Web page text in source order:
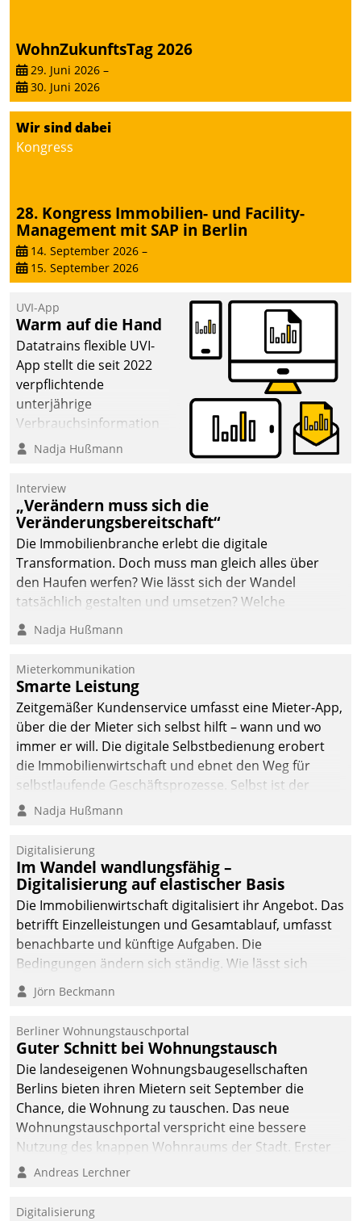
WohnZukunftsTag 2026
29. Juni 2026 –
30. Juni 2026
Wir sind dabei
Kongress
28. Kongress Immobilien- und Facility-
Management mit SAP in Berlin
14. September 2026 –
15. September 2026
UVI-App
Warm auf die Hand
Datatrains flexible UVI-
App stellt die seit 2022
verpflichtende
unterjährige
Verbrauchsinformation
schnell, zuverlässig und
Die monatlichen
Mitteilungen zum
Heizungs- und
Wasserverbrauch gehen
automatisiert, vollständig
und auf Wunsch über
mehrere zuvor
Kommunikationswege bei
Nadja Hußmann
Interview
„Verändern muss sich die
Veränderungsbereitschaft“
Die Immobilienbranche erlebt die digitale
Transformation. Doch muss man gleich alles über
den Haufen werfen? Wie lässt sich der Wandel
tatsächlich gestalten und umsetzen? Welche
Argumente zählen wirklich?
Nadja Hußmann
Mieterkommunikation
Smarte Leistung
Zeitgemäßer Kundenservice umfasst eine Mieter-App,
über die der Mieter sich selbst hilft – wann und wo
immer er will. Die digitale Selbstbedienung erobert
die Immobilienwirtschaft und ebnet den Weg für
selbstlaufende Geschäftsprozesse. Selbst ist der
Kunde und smart der Serviceanbieter.
Nadja Hußmann
Digitalisierung
Im Wandel wandlungsfähig –
Digitalisierung auf elastischer Basis
Die Immobilienwirtschaft digitalisiert ihr Angebot. Das
betrifft Einzelleistungen und Gesamtablauf, umfasst
benachbarte und künftige Aufgaben. Die
Bedingungen ändern sich ständig. Wie lässt sich
technisch die Kontrolle wahren und zugleich Freiraum
fürs Wachsen öffnen?
Jörn Beckmann
Berliner Wohnungstauschportal
Guter Schnitt bei Wohnungstausch
Die landeseigenen Wohnungsbaugesellschaften
Berlins bieten ihren Mietern seit September die
Chance, die Wohnung zu tauschen. Das neue
Wohnungstauschportal verspricht eine bessere
Nutzung des knappen Wohnraums der Stadt. Erster
Anwendungsfall für Datatrains Lösung API-Hub mit
Unternehmen.
Andreas Lerchner
Digitalisierung